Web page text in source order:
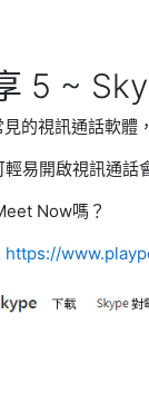
5 ~
的視訊通話軟
易開啟視訊通話
Now嗎？
https://